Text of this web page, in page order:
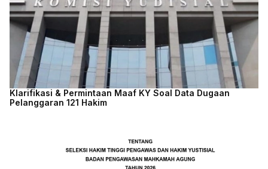
Klarifikasi & Permintaan Maaf KY Soal Data Dugaan
Pelanggaran 121 Hakim